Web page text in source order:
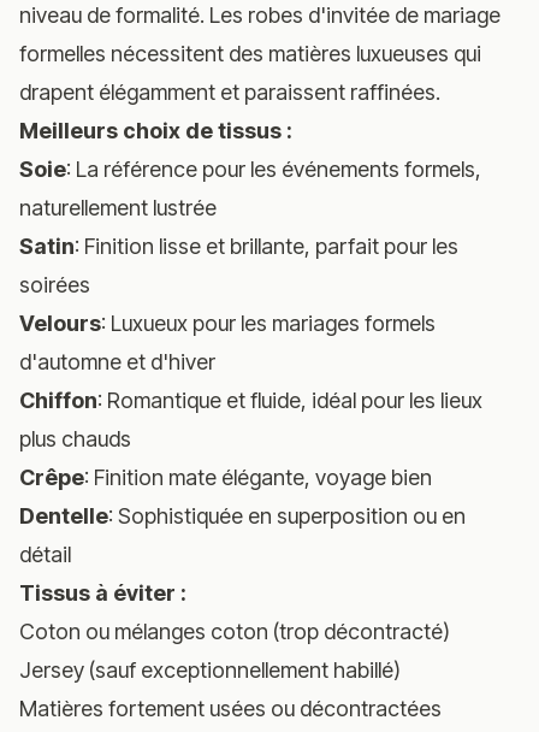
niveau de formalité. Les robes d'invitée de mariage
formelles nécessitent des matières luxueuses qui
drapent élégamment et paraissent raffinées.
Meilleurs choix de tissus :
Soie: La référence pour les événements formels,
naturellement lustrée
Satin: Finition lisse et brillante, parfait pour les
soirées
Velours: Luxueux pour les mariages formels
d'automne et d'hiver
Chiffon: Romantique et fluide, idéal pour les lieux
plus chauds
Crêpe: Finition mate élégante, voyage bien
Dentelle: Sophistiquée en superposition ou en
détail
Tissus à éviter :
Coton ou mélanges coton (trop décontracté)
Jersey (sauf exceptionnellement habillé)
Matières fortement usées ou décontractées